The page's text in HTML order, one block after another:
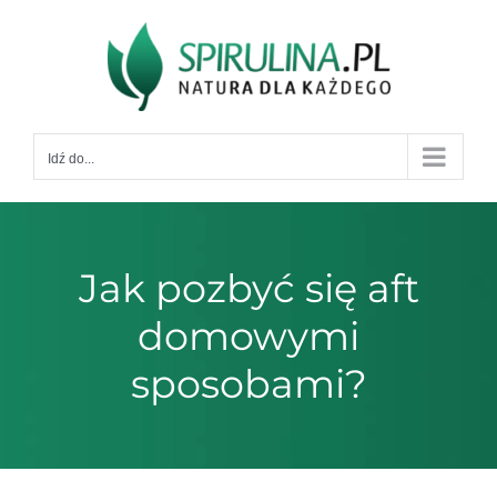
Idź do...
Jak pozbyć się aft
domowymi
sposobami?